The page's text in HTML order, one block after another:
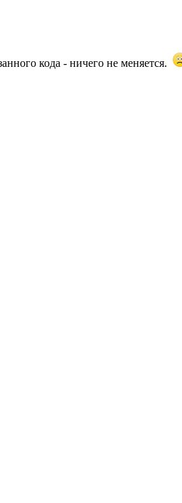
кода - ничего не меняется.